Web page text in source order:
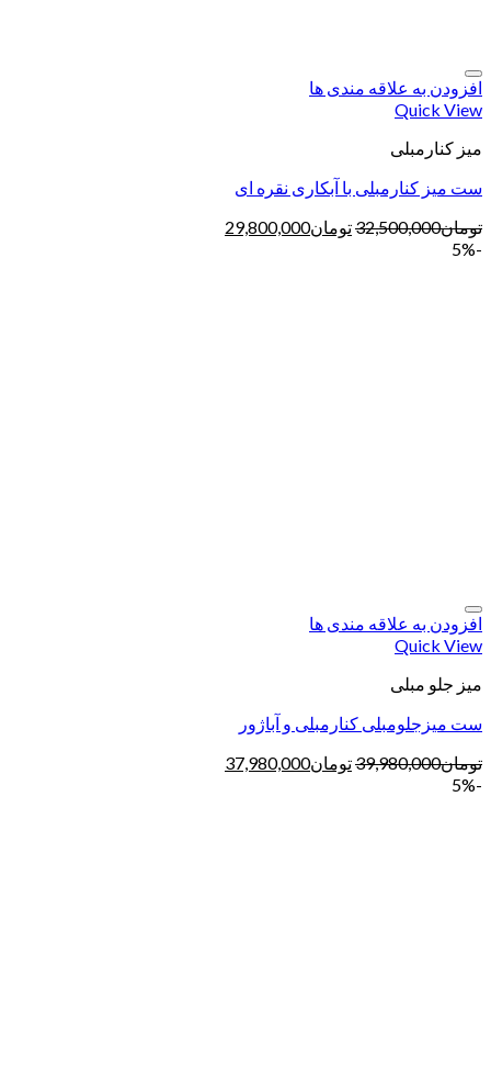
افزودن به علاقه مندی ها
Quick View
میز کنارمبلی
ست میز کنارمبلی با آبکاری نقره ای
تومان32,500,000تومان29,800,000
-5%
افزودن به علاقه مندی ها
Quick View
میز جلو مبلی
ست میزجلومبلی کنارمبلی و آباژور
تومان39,980,000تومان37,980,000
-5%